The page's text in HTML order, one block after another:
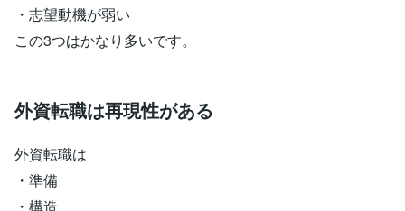
・志望動機が弱い
この3つはかなり多いです。
外資転職は再現性がある
外資転職は
・準備
・構造